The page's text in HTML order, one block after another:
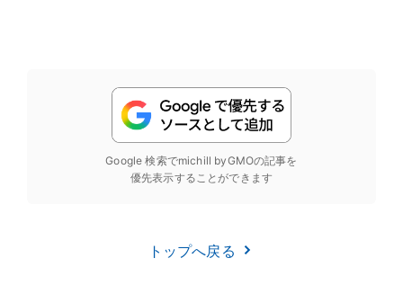
Google 検索でmichill byGMOの記事を
優先表示することができます
トップへ戻る